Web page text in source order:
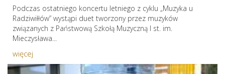
Podczas ostatniego koncertu letniego z cyklu „Muzyka u
Radziwiłłów” wystąpi duet tworzony przez muzyków
związanych z Państwową Szkołą Muzyczną I st. im.
Mieczysława...
więcej